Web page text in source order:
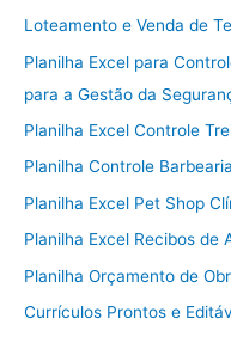
Loteamento e Venda de
Planilha Excel para
para a Gestão da
Planilha Excel Controle
Planilha Controle
Planilha Excel Pet Shop
Planilha Excel Recibos de
Planilha Orçamento de
Currículos Prontos e